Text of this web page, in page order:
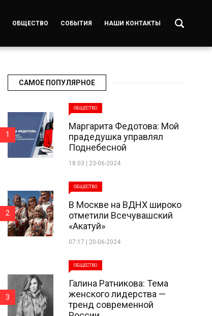
ОБЩЕСТВО СОБЫТИЯ НАШИ КОНТАКТЫ
САМОЕ ПОПУЛЯРНОЕ
ОБЩЕСТВО
Маргарита Федотова: Мой
прадедушка управлял
Поднебесной
18:03 | 23-06-2024
1
ОБЩЕСТВО
В Москве на ВДНХ широко
отметили Всечувашский
«Акатуй»
07:17 | 20-06-2024
2
ОБЩЕСТВО
Галина Ратникова: Тема
женского лидерства —
тренд современной
3